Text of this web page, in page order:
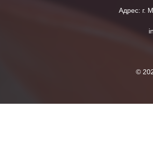
Адрес: г.
©